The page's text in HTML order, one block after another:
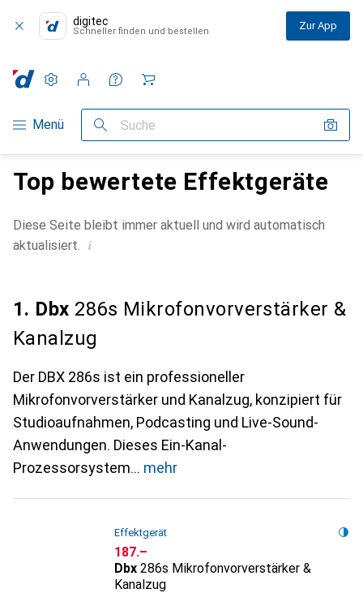
digitec
Schneller finden und bestellen Zur App
Navigation nach Kategorien
Menü Suche
Einstellungen
Kundenkonto
Vergleichslisten
Merklisten
Warenkorb
Top bewertete Effektgeräte
Diese Seite bleibt immer aktuell und wird automatisch
aktualisiert. i
1. Dbx 286s Mikrofonvorverstärker &
Kanalzug
Der DBX 286s ist ein professioneller
Mikrofonvorverstärker und Kanalzug, konzipiert für
Studioaufnahmen, Podcasting und Live-Sound-
Anwendungen. Dieses Ein-Kanal-
Prozessorsystem
mehr
Effektgerät
CHF
187.–
Dbx 286s Mikrofonvorverstärker &
Kanalzug